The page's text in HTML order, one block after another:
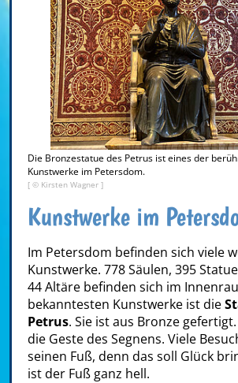
Die Bronzestatue des Petrus ist eines der
Kunstwerke im Petersdom.
[ © Kirsten Wagner ]
Kunstwerke im
Im Petersdom befinden sich viele
Kunstwerke. 778 Säulen, 395
44 Altäre befinden sich im
bekanntesten Kunstwerke ist die
Petrus. Sie ist aus Bronze
die Geste des Segnens. Viele
seinen Fuß, denn das soll Glück
ist der Fuß ganz hell.